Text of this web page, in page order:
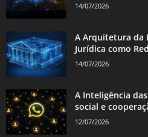
14/07/2026
A Arquitetura da
Jurídica como
14/07/2026
A Inteligência
social e
12/07/2026